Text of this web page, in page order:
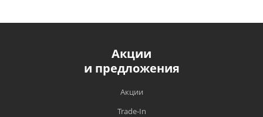
Акции
и предложения
Акции
Trade-In